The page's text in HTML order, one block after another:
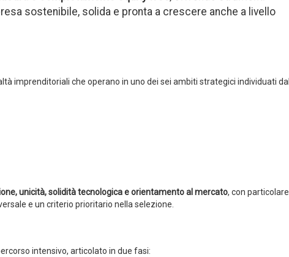
sostenibile, solida e pronta a crescere anche a livello
imprenditoriali che operano in uno dei sei ambiti strategici individuati dal
unicità, solidità tecnologica e orientamento al mercato, con particolare
e un criterio prioritario nella selezione.
intensivo, articolato in due fasi: